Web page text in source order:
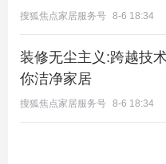
搜狐焦点家居服务号 8-6 18:34
装修无尘主义:跨越技
你洁净家居
搜狐焦点家居服务号 8-6 18:34